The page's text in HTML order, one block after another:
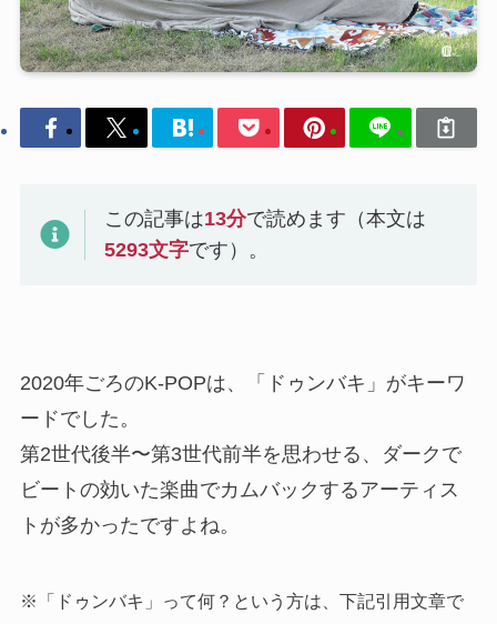
この記事は13分で読めます（本文は
5293文字です）。
2020年ごろのK-POPは、「ドゥンバキ」がキーワ
ードでした。
第2世代後半〜第3世代前半を思わせる、ダークで
ビートの効いた楽曲でカムバックするアーティス
トが多かったですよね。
※「ドゥンバキ」って何？という方は、下記引用文章で